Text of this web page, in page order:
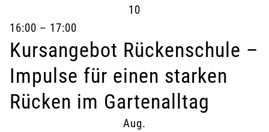
10
16:00 – 17:00
Kursangebot Rückenschule –
Impulse für einen starken
Rücken im Gartenalltag
Aug.